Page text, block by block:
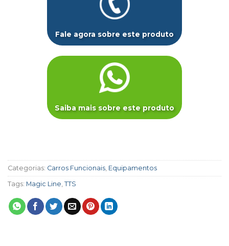
Fale agora sobre este produto
Saiba mais sobre este produto
Categorias: Carros Funcionais Equipamentos
Tags: Magic Line TTS